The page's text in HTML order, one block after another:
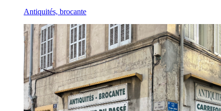
Antiquités, brocante